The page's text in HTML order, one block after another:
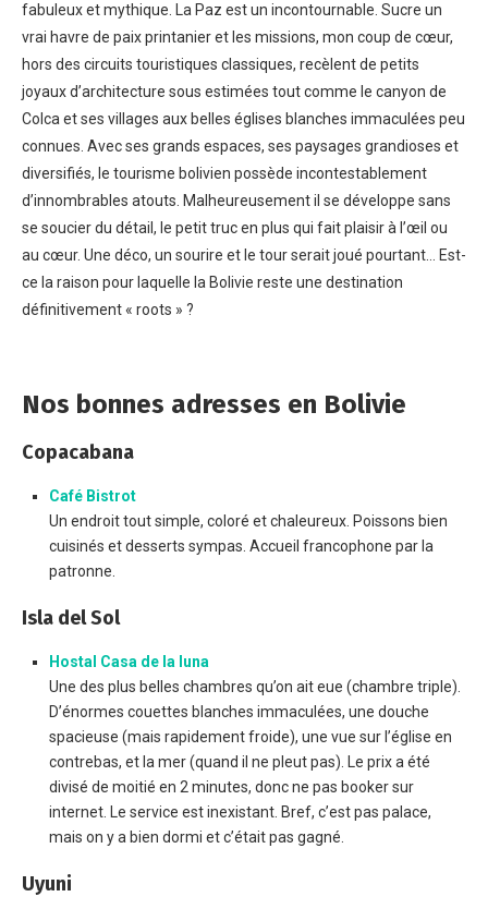
fabuleux et mythique. La Paz est un incontournable. Sucre un
vrai havre de paix printanier et les missions, mon coup de cœur,
hors des circuits touristiques classiques, recèlent de petits
joyaux d’architecture sous estimées tout comme le canyon de
Colca et ses villages aux belles églises blanches immaculées peu
connues. Avec ses grands espaces, ses paysages grandioses et
diversifiés, le tourisme bolivien possède incontestablement
d’innombrables atouts. Malheureusement il se développe sans
se soucier du détail, le petit truc en plus qui fait plaisir à l’œil ou
au cœur. Une déco, un sourire et le tour serait joué pourtant… Est-
ce la raison pour laquelle la Bolivie reste une destination
définitivement « roots » ?
Nos bonnes adresses en Bolivie
Copacabana
Café Bistrot
Un endroit tout simple, coloré et chaleureux. Poissons bien
cuisinés et desserts sympas. Accueil francophone par la
patronne.
Isla del Sol
Hostal Casa de la luna
Une des plus belles chambres qu’on ait eue (chambre triple).
D’énormes couettes blanches immaculées, une douche
spacieuse (mais rapidement froide), une vue sur l’église en
contrebas, et la mer (quand il ne pleut pas). Le prix a été
divisé de moitié en 2 minutes, donc ne pas booker sur
internet. Le service est inexistant. Bref, c’est pas palace,
mais on y a bien dormi et c’était pas gagné.
Uyuni